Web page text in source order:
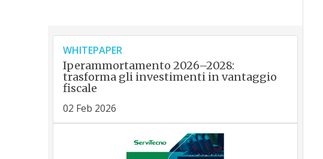
WHITEPAPER
Iperammortamento 2026–2028:
trasforma gli investimenti in vantaggio
fiscale
02 Feb 2026